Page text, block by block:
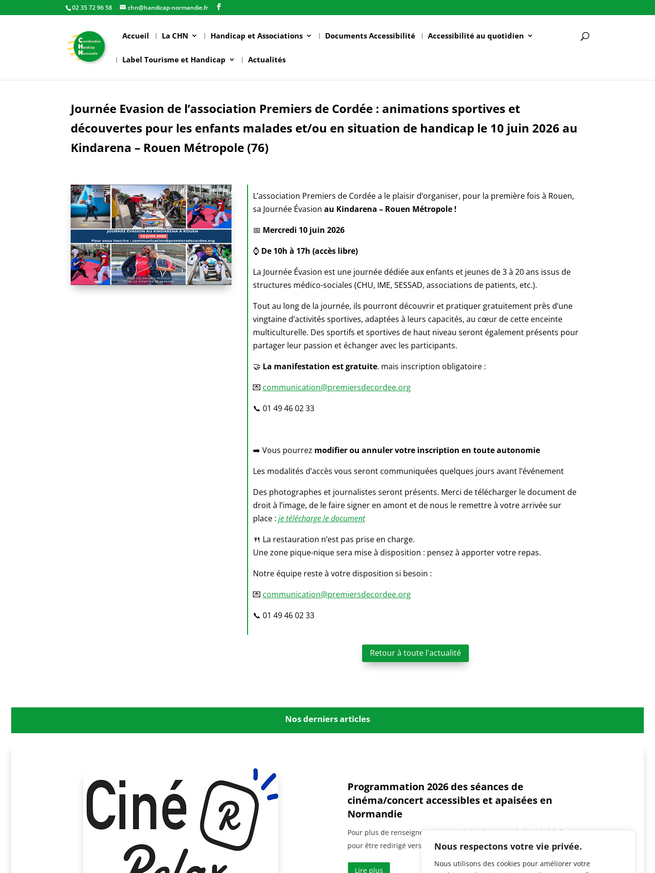
Nous respectons votre vie privée.
Nous utilisons des cookies pour améliorer votre
02 35 72 96 58 chn@handicap-normandie.fr
Accueil La CHN Handicap et Associations Documents Accessibilité Accessibilité au quotidien
Label Tourisme et Handicap Actualités
Journée Evasion de l’association Premiers de Cordée : animations sportives et
découvertes pour les enfants malades et/ou en situation de handicap le 10 juin 2026 au
Kindarena – Rouen Métropole (76)
L’association Premiers de Cordée a le plaisir d’organiser, pour la première fois à Rouen,
sa Journée Évasion au Kindarena – Rouen Métropole !
📅 Mercredi 10 juin 2026
⌚ De 10h à 17h (accès libre)
La Journée Évasion est une journée dédiée aux enfants et jeunes de 3 à 20 ans issus de
structures médico-sociales (CHU, IME, SESSAD, associations de patients, etc.).
Tout au long de la journée, ils pourront découvrir et pratiquer gratuitement près d’une
vingtaine d’activités sportives, adaptées à leurs capacités, au cœur de cette enceinte
multiculturelle. Des sportifs et sportives de haut niveau seront également présents pour
partager leur passion et échanger avec les participants.
🤝 La manifestation est gratuite. mais inscription obligatoire :
💌 communication@premiersdecordee.org
📞 01 49 46 02 33
➡️ Vous pourrez modifier ou annuler votre inscription en toute autonomie
Les modalités d’accès vous seront communiquées quelques jours avant l’événement
Des photographes et journalistes seront présents. Merci de télécharger le document de
droit à l’image, de le faire signer en amont et de nous le remettre à votre arrivée sur
place : je télécharge le document
🍴 La restauration n’est pas prise en charge.
Une zone pique-nique sera mise à disposition : pensez à apporter votre repas.
Notre équipe reste à votre disposition si besoin :
💌 communication@premiersdecordee.org
📞 01 49 46 02 33
Retour à toute l'actualité
Nos derniers articles
Programmation 2026 des séances de
cinéma/concert accessibles et apaisées en
Normandie
Pour plus de renseignements, merci de cliquer sur le lieu de l'événement
pour être redirigé vers le site internet de Culture Relax. Au plaisir de...
Lire plus